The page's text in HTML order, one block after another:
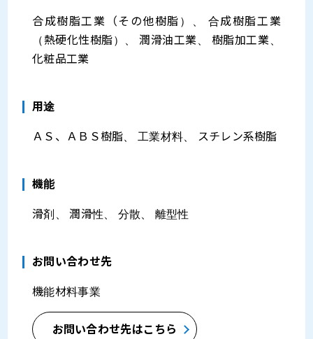
合成樹脂工業（その他樹脂）、 合成樹脂工業
（熱硬化性樹脂）、 潤滑油工業、 樹脂加工業、
化粧品工業
⽤途
ＡＳ、ＡＢＳ樹脂、 工業材料、 スチレン系樹脂
機能
滑剤、 潤滑性、 分散、 離型性
お問い合わせ先
機能材料事業
お問い合わせ先はこちら